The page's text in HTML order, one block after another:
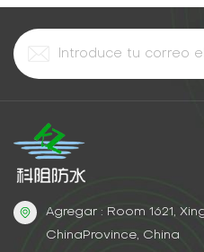
Agregar : Room 1621,
ChinaProvince, China